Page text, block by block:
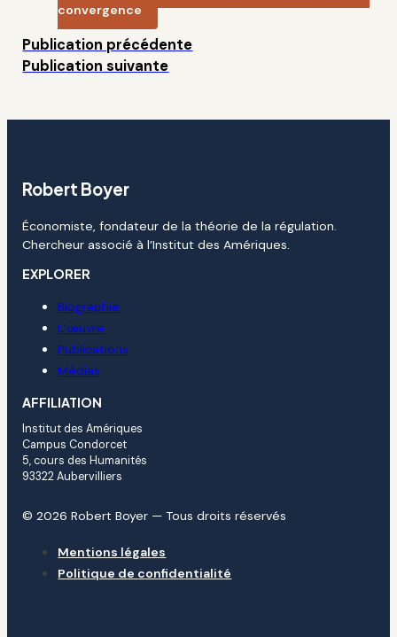
convergence
Publication précédente
Publication suivante
Robert Boyer
Économiste, fondateur de la théorie de la régulation.
Chercheur associé à l’Institut des Amériques.
EXPLORER
Biographie
L’œuvre
Publications
Médias
AFFILIATION
Institut des Amériques
Campus Condorcet
5, cours des Humanités
93322 Aubervilliers
© 2026 Robert Boyer — Tous droits réservés
Mentions légales
Politique de confidentialité